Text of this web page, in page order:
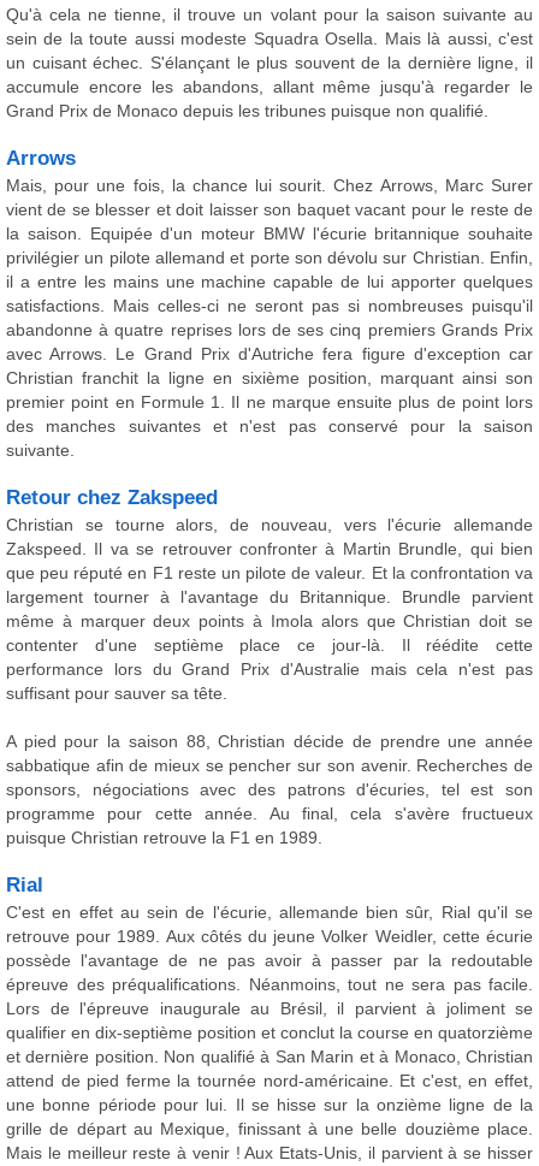
Qu'à cela ne tienne, il trouve un volant pour la saison suivante au
sein de la toute aussi modeste Squadra Osella. Mais là aussi, c'est
un cuisant échec. S'élançant le plus souvent de la dernière ligne, il
accumule encore les abandons, allant même jusqu'à regarder le
Grand Prix de Monaco depuis les tribunes puisque non qualifié.
Arrows
Mais, pour une fois, la chance lui sourit. Chez Arrows, Marc Surer
vient de se blesser et doit laisser son baquet vacant pour le reste de
la saison. Equipée d'un moteur BMW l'écurie britannique souhaite
privilégier un pilote allemand et porte son dévolu sur Christian. Enfin,
il a entre les mains une machine capable de lui apporter quelques
satisfactions. Mais celles-ci ne seront pas si nombreuses puisqu'il
abandonne à quatre reprises lors de ses cinq premiers Grands Prix
avec Arrows. Le Grand Prix d'Autriche fera figure d'exception car
Christian franchit la ligne en sixième position, marquant ainsi son
premier point en Formule 1. Il ne marque ensuite plus de point lors
des manches suivantes et n'est pas conservé pour la saison
suivante.
Retour chez Zakspeed
Christian se tourne alors, de nouveau, vers l'écurie allemande
Zakspeed. Il va se retrouver confronter à Martin Brundle, qui bien
que peu réputé en F1 reste un pilote de valeur. Et la confrontation va
largement tourner à l'avantage du Britannique. Brundle parvient
même à marquer deux points à Imola alors que Christian doit se
contenter d'une septième place ce jour-là. Il réédite cette
performance lors du Grand Prix d'Australie mais cela n'est pas
suffisant pour sauver sa tête.
A pied pour la saison 88, Christian décide de prendre une année
sabbatique afin de mieux se pencher sur son avenir. Recherches de
sponsors, négociations avec des patrons d'écuries, tel est son
programme pour cette année. Au final, cela s'avère fructueux
puisque Christian retrouve la F1 en 1989.
Rial
C'est en effet au sein de l'écurie, allemande bien sûr, Rial qu'il se
retrouve pour 1989. Aux côtés du jeune Volker Weidler, cette écurie
possède l'avantage de ne pas avoir à passer par la redoutable
épreuve des préqualifications. Néanmoins, tout ne sera pas facile.
Lors de l'épreuve inaugurale au Brésil, il parvient à joliment se
qualifier en dix-septième position et conclut la course en quatorzième
et dernière position. Non qualifié à San Marin et à Monaco, Christian
attend de pied ferme la tournée nord-américaine. Et c'est, en effet,
une bonne période pour lui. Il se hisse sur la onzième ligne de la
grille de départ au Mexique, finissant à une belle douzième place.
Mais le meilleur reste à venir ! Aux Etats-Unis, il parvient à se hisser